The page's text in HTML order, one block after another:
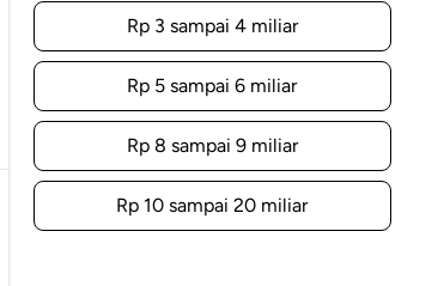
Rp 3 sampai 4 miliar
Rp 5 sampai 6 miliar
Rp 8 sampai 9 miliar
Rp 10 sampai 20 miliar